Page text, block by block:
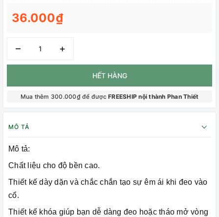
36.000₫
– +
HẾT HÀNG
Mua thêm 300.000₫ để đượcFREESHIP nội thành Phan Thiết
MÔ TẢ
Mô tả:
Chất liệu cho độ bền cao.
Thiết kế dày dặn và chắc chắn tạo sự êm ái khi đeo vào
cổ.
Thiết kế khóa giúp bạn dễ dàng đeo hoặc tháo mở vòng